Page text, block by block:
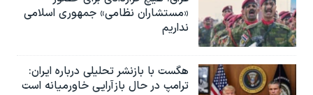
«مستشاران نظامی» جمهوری اسلامی
نداریم
هگست با بازنشر تحلیلی درباره ایران:
ترامپ در حال بازآرایی خاورمیانه است